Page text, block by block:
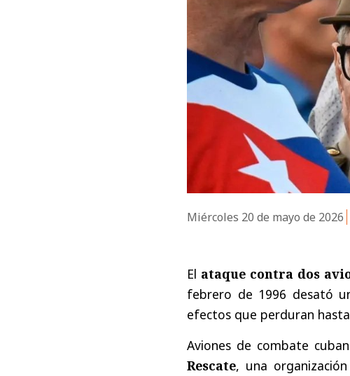
Miércoles 20 de mayo de 2026
El ataque contra dos
febrero de 1996 desató
efectos que perduran
Aviones de combate
Rescate, una